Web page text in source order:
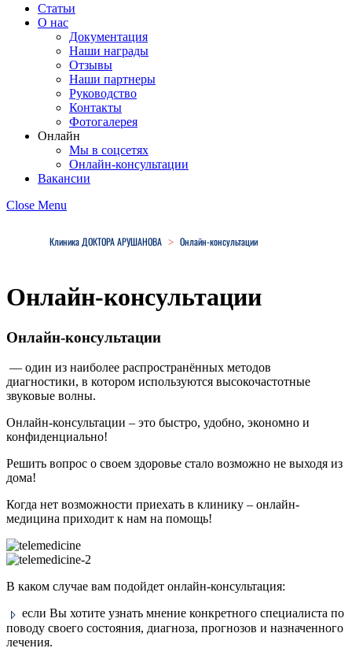
Статьи
О нас
Документация
Наши награды
Отзывы
Наши партнеры
Руководство
Контакты
Фотогалерея
Онлайн
Мы в соцсетях
Онлайн-консультации
Вакансии
Close Menu
Клиника ДОКТОРА АРУШАНОВА > Онлайн-консультации
Онлайн-консультации
Онлайн-консультации
— один из наиболее распространённых методов
диагностики, в котором используются высокочастотные
звуковые волны.
Онлайн-консультации – это быстро, удобно, экономно и
конфиденциально!
Решить вопрос о своем здоровье стало возможно не выходя из
дома!
Когда нет возможности приехать в клинику – онлайн-
медицина приходит к нам на помощь!
В каком случае вам подойдет онлайн​-консультация:
если Вы хотите узнать мнение конкретного специалиста по
поводу своего состояния, диагноза, прогнозов и назначенного
лечения.